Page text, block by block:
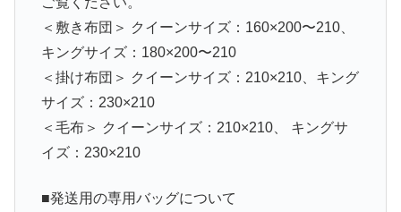
＜敷き布団＞ クイーンサイズ：160×200〜210、
キングサイズ：180×200〜210
＜掛け布団＞ クイーンサイズ：210×210、キング
サイズ：230×210
＜毛布＞ クイーンサイズ：210×210、 キングサ
イズ：230×210
■発送用の専用バッグについて